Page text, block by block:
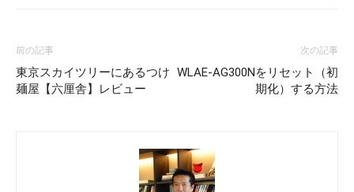
前の記事
東京スカイツリーにあるつけ
麺屋【六厘舎】レビュー
次の記事
WLAE-AG300Nをリセット（初
期化）する方法